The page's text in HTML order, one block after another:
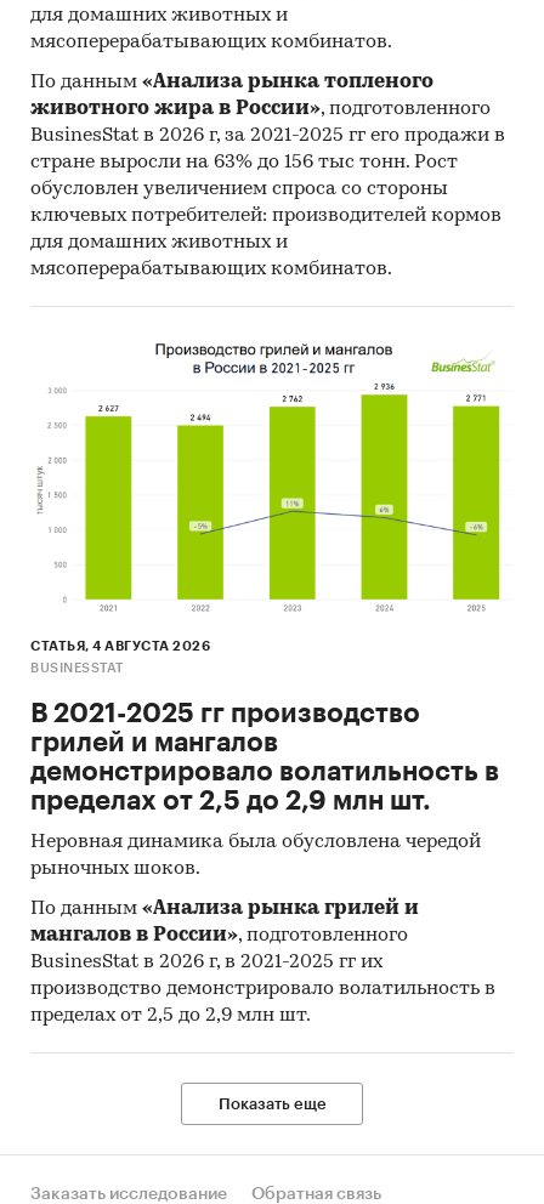
для домашних животных и
мясоперерабатывающих комбинатов.
По данным «Анализа рынка топленого
животного жира в России», подготовленного
BusinesStat в 2026 г, за 2021-2025 гг его продажи в
стране выросли на 63% до 156 тыс тонн. Рост
обусловлен увеличением спроса со стороны
ключевых потребителей: производителей кормов
для домашних животных и
мясоперерабатывающих комбинатов.
СТАТЬЯ, 4 АВГУСТА 2026
BUSINESSTAT
В 2021-2025 гг производство
грилей и мангалов
демонстрировало волатильность в
пределах от 2,5 до 2,9 млн шт.
Неровная динамика была обусловлена чередой
рыночных шоков.
По данным «Анализа рынка грилей и
мангалов в России», подготовленного
BusinesStat в 2026 г, в 2021-2025 гг их
производство демонстрировало волатильность в
пределах от 2,5 до 2,9 млн шт.
Показать еще
Заказать исследование Обратная связь